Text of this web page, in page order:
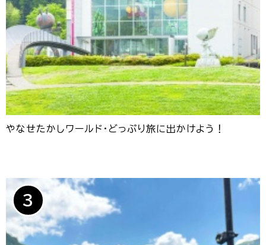
やなせたかしワールド・どっぷり旅に出かけよう！
3